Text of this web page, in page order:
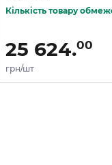
Кількість товару
25 624.00
грн/шт